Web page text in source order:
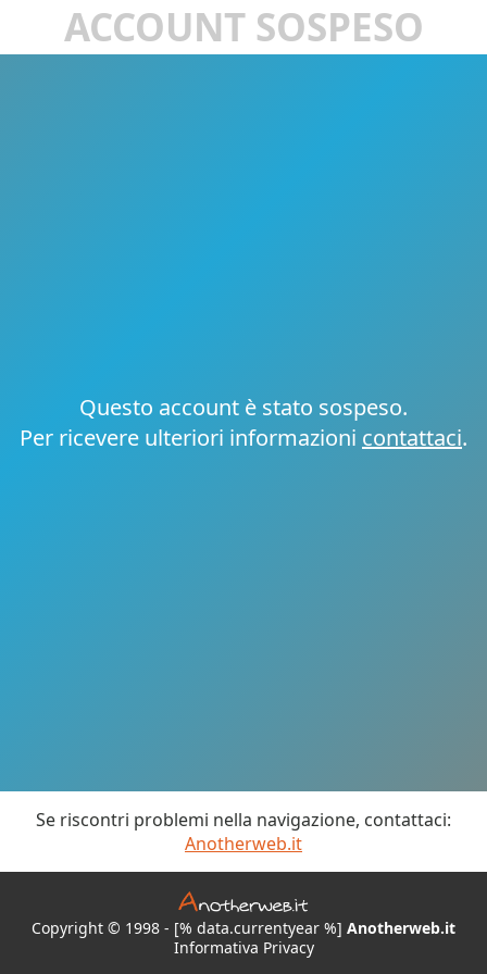
ACCOUNT SOSPESO
Questo account è stato sospeso.
Per ricevere ulteriori informazioni contattaci.
Se riscontri problemi nella navigazione, contattaci:
Anotherweb.it
Copyright © 1998 - [% data.currentyear %] Anotherweb.it
Informativa Privacy